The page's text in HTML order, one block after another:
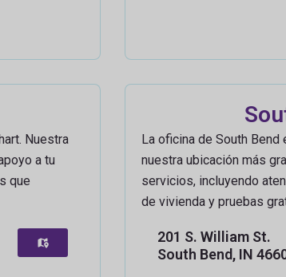
Nuestra
a tu
que
La oficina de South
nuestra ubicación más
servicios, incluyendo
de vivienda y pruebas
201 S. William St.
South Bend, IN